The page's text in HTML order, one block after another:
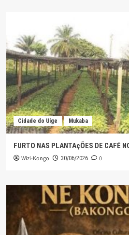
Cidade do Uíge Mukaba
FURTO NAS PLANTAçÕES DE CAFÉ
Wizi-Kongo 30/06/2026 0